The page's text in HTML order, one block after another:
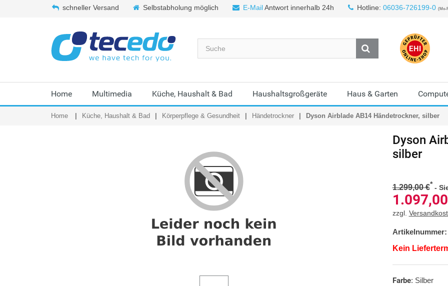
schneller Versand Selbstabholung möglich E-MailAntwort innerhalb 24h Hotline: 06036-726199-0 (Mo-
Home Multimedia Küche, Haushalt & Bad Haushaltsgroßgeräte Haus & Garten
Home Küche, Haushalt & Bad Körperpflege & Gesundheit Händetrockner Dyson Airblade AB14 Händetrockner, silber
Dyson
silber
1.299,00 €* -
1.097,00
zzgl.
Artikelnummer:
Kein
Farbe: Silber